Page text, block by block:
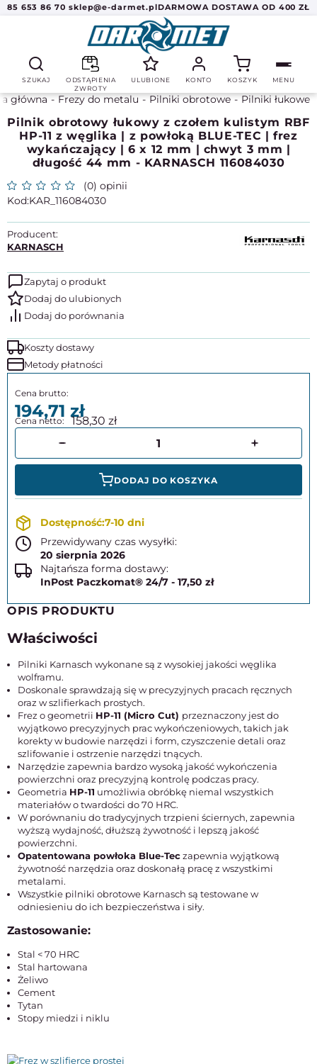
85 653 86 70 sklep@e-darmet.plDARMOWA DOSTAWA OD 400 ZŁ
SZUKAJ
ODSTĄPIENIA
ZWROTY
ULUBIONE KONTO KOSZYK MENU
główna Frezy do metalu Pilniki obrotowe Pilniki łukowe
Pilnik obrotowy łukowy z czołem kulistym RBF
HP-11 z węglika | z powłoką BLUE-TEC | frez
wykańczający | 6 x 12 mm | chwyt 3 mm |
długość 44 mm - KARNASCH 116084030
(0) opinii
KAR_116084030
Producent:
KARNASCH
Zapytaj o produkt
Koszty dostawy
Metody płatności
194,71 158,30
DODAJ DO KOSZYKA
7-10 dni
Przewidywany czas wysyłki:
20 sierpnia 2026
Najtańsza forma dostawy:
InPost Paczkomat® 24/7 - 17,50 zł
OPIS PRODUKTU
Właściwości
Pilniki Karnasch wykonane są z wysokiej jakości węglika
wolframu.
Doskonale sprawdzają się w precyzyjnych pracach ręcznych
oraz w szlifierkach prostych.
Frez o geometrii HP-11 (Micro Cut) przeznaczony jest do
wyjątkowo precyzyjnych prac wykończeniowych, takich jak
korekty w budowie narzędzi i form, czyszczenie detali oraz
szlifowanie i ostrzenie narzędzi tnących.
Narzędzie zapewnia bardzo wysoką jakość wykończenia
powierzchni oraz precyzyjną kontrolę podczas pracy.
Geometria HP-11 umożliwia obróbkę niemal wszystkich
materiałów o twardości do 70 HRC.
W porównaniu do tradycyjnych trzpieni ściernych, zapewnia
wyższą wydajność, dłuższą żywotność i lepszą jakość
powierzchni.
Opatentowana powłoka Blue-Teczapewnia wyjątkową
żywotność narzędzia oraz doskonałą pracę z wszystkimi
metalami.
Wszystkie pilniki obrotowe Karnasch są testowane w
odniesieniu do ich bezpieczeństwa i siły.
Zastosowanie:
Stal < 70 HRC
Stal hartowana
Żeliwo
Cement
Tytan
Stopy miedzi i niklu